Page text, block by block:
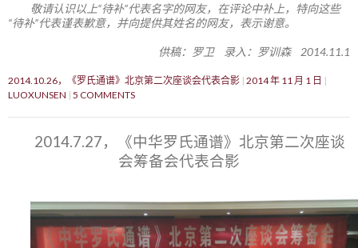
敬请认识以上“待补”代表名字的网友，在评论中补上，特向这些
“待补”代表谨表歉意，并向提供其姓名的网友，表示谢意。
供稿：罗卫 录入：罗训森 2014.11.1
2014.10.26，《罗氏通谱》北京第二次座谈会代表合影 2014 年 11 月 1 日
LUOXUNSEN 5 COMMENTS
2014.7.27，《中华罗氏通谱》北京第二次座谈
会筹备会代表合影